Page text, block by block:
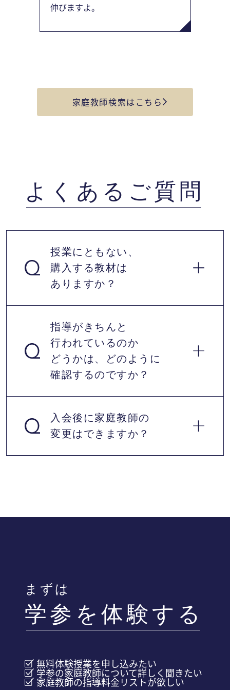
伸びますよ。
家庭教師検索はこちら
よくあるご質問
授業にともない、
購入する教材は
ありますか？
新たに教材を購入して頂く必要はありま
せん。ご家庭で使用しているテキスト・
問題集以外を使用したい場合は、お子様
の状況に合わせておすすめのテキストを
ご提案いたします。高額な教材を販売す
ることはありません。
指導がきちんと
行われているのか
どうかは、どのように
確認するのですか？
学習計画の進捗状況、理解度、講師の総
評などをWEB上でご確認いただけます。
ています。
入会後に家庭教師の
変更はできますか？
ただきません。
まずは
学参を体験する
無料体験授業を申し込みたい
学参の家庭教師について詳しく聞きたい
家庭教師の指導料金リストが欲しい